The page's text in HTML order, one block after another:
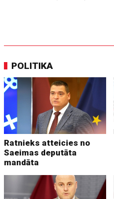
POLITIKA
Ratnieks atteicies no
Saeimas deputāta
mandāta